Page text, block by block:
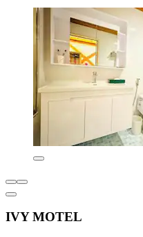
IVY MOTEL